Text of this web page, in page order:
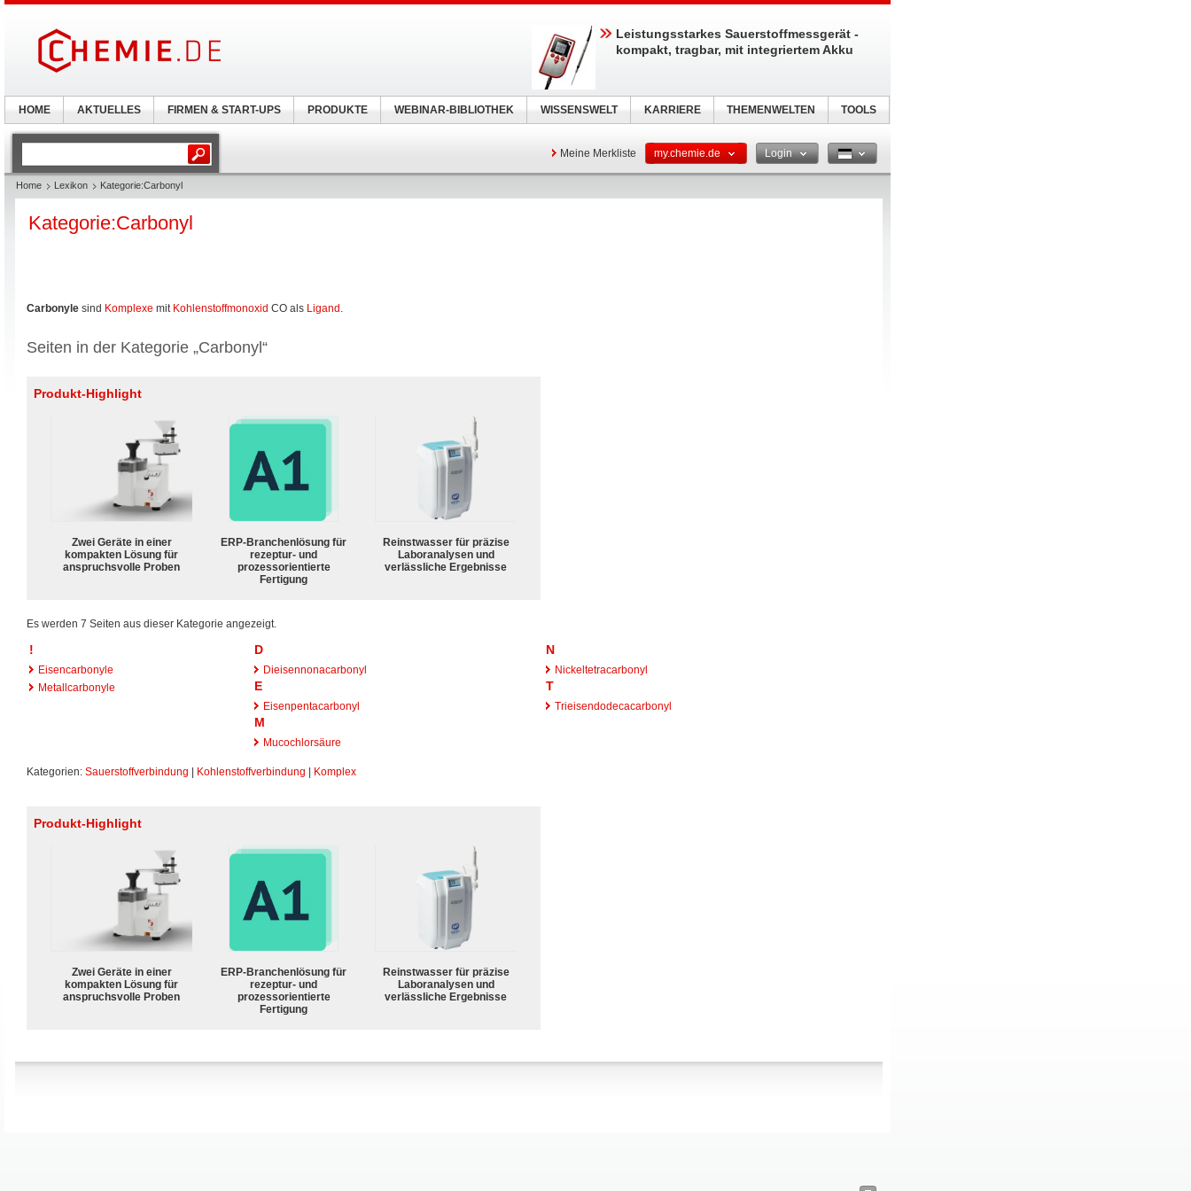
Meine Merkliste my.chemie.de Login
Home Lexikon Kategorie:Carbonyl
Kategorie:Carbonyl
Carbonyle sind Komplexe mit Kohlenstoffmonoxid CO als Ligand .
Seiten in der Kategorie „Carbonyl“
Produkt-Highlight
Zwei Geräte in einer
kompakten Lösung für
anspruchsvolle Proben
ERP-Branchenlösung für
rezeptur- und
prozessorientierte
Fertigung
Reinstwasser für präzise
Laboranalysen und
verlässliche Ergebnisse
Es werden 7 Seiten aus dieser Kategorie angezeigt.
!
Eisencarbonyle
Metallcarbonyle
D
Dieisennonacarbonyl
E
Eisenpentacarbonyl
M
Mucochlorsäure
N
Nickeltetracarbonyl
T
Trieisendodecacarbonyl
Kategorien: Sauerstoffverbindung Kohlenstoffverbindung Komplex
Produkt-Highlight
Zwei Geräte in einer
kompakten Lösung für
anspruchsvolle Proben
ERP-Branchenlösung für
rezeptur- und
prozessorientierte
Fertigung
Reinstwasser für präzise
Laboranalysen und
verlässliche Ergebnisse
Leistungsstarkes Sauerstoffmessgerät -
kompakt, tragbar, mit integriertem Akku
HOME AKTUELLES FIRMEN & START-UPS PRODUKTE WEBINAR-BIBLIOTHEK WISSENSWELT KARRIERE THEMENWELTEN TOOLS